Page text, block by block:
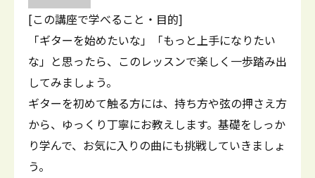
[この講座で学べること・目的]
「ギターを始めたいな」「もっと上手になりたい
な」と思ったら、このレッスンで楽しく一歩踏み出
してみましょう。
ギターを初めて触る方には、持ち方や弦の押さえ方
から、ゆっくり丁寧にお教えします。基礎をしっか
り学んで、お気に入りの曲にも挑戦していきましょ
う。